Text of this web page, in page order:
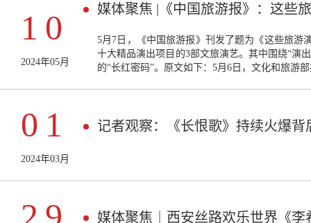
10
2024年05月
媒体聚焦 |《中国旅游报》：这些
5月7日，《中国旅游报》刊发了题为《这些旅游
十大精品演出项目的3部文旅演艺。其中围绕“演
的“长红密码”。原文如下：5月6日，文化和旅游
01
2024年03月
记者观察：《长恨歌》持续火爆背
媒体聚焦｜西安丝路欢乐世界《